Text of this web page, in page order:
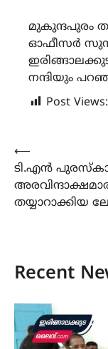
മുകുന്ദപുരം
ഓഫീസർ
നന്ദിയും
Post Views:
Post
navigation
⟵
ടി.എൻ
തയ്യാറാക്കിയ
Recent